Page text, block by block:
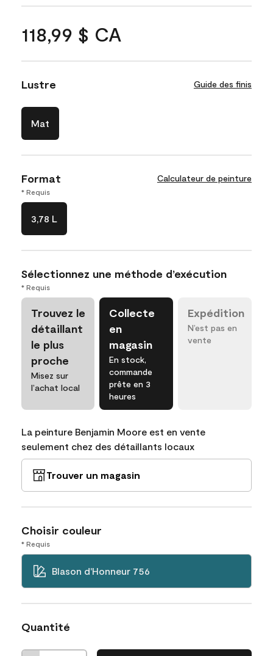
118,99 $ CA
Lustre Guide des finis
Mat
Format Calculateur de peinture
* Requis
3,78 L
Sélectionnez une méthode d’exécution
* Requis
Trouvez le
détaillant
le plus
proche
Misez sur
l’achat local
Collecte
en
magasin
En stock,
commande
prête en 3
heures
Expédition
N’est pas en
vente
La peinture Benjamin Moore est en vente
seulement chez des détaillants locaux
Trouver un magasin
Choisir couleur
* Requis
Blason d'Honneur 756
Quantité